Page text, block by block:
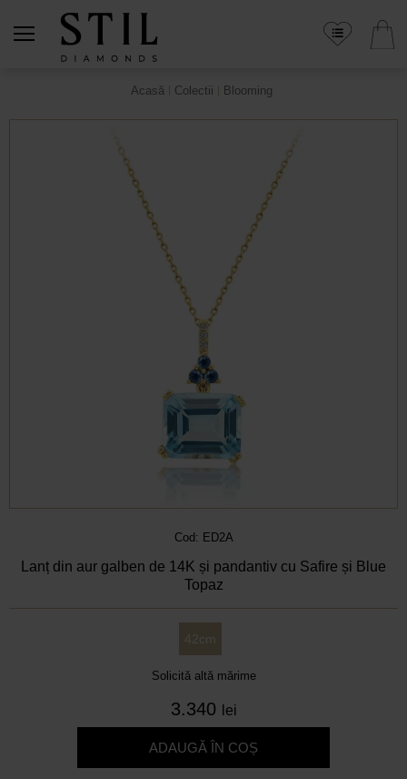
Acasă Colectii Blooming
Cod: ED2A
Lanț din aur galben de 14K și pandantiv cu Safire și Blue
Topaz
42cm
Solicită altă mărime
3.340 lei
ADAUGĂ ÎN COȘ